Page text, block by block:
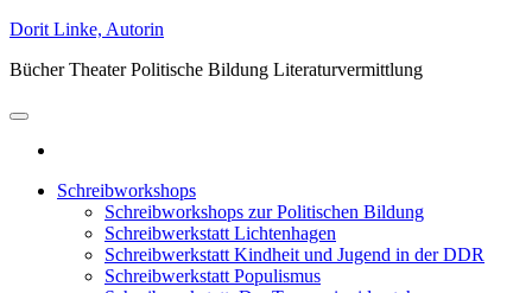
Zum
springen
Dorit Linke, Autorin
Bücher Theater Politische Bildung Literaturvermittlung
Schreibworkshops
Schreibworkshops zur Politischen Bildung
Schreibwerkstatt Lichtenhagen
Schreibwerkstatt Kindheit und Jugend in der DDR
Schreibwerkstatt Populismus